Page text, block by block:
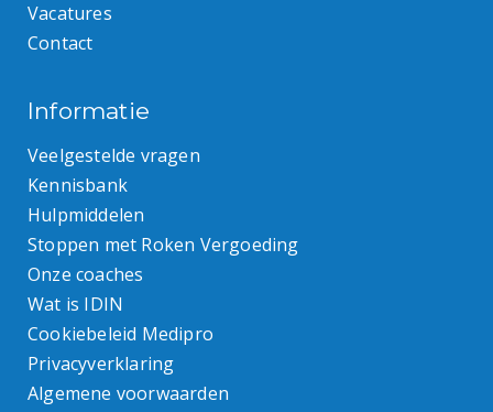
Vacatures
Contact
Informatie
Veelgestelde vragen
Kennisbank
Hulpmiddelen
Stoppen met Roken Vergoeding
Onze coaches
Wat is IDIN
Cookiebeleid Medipro
Privacyverklaring
Algemene voorwaarden